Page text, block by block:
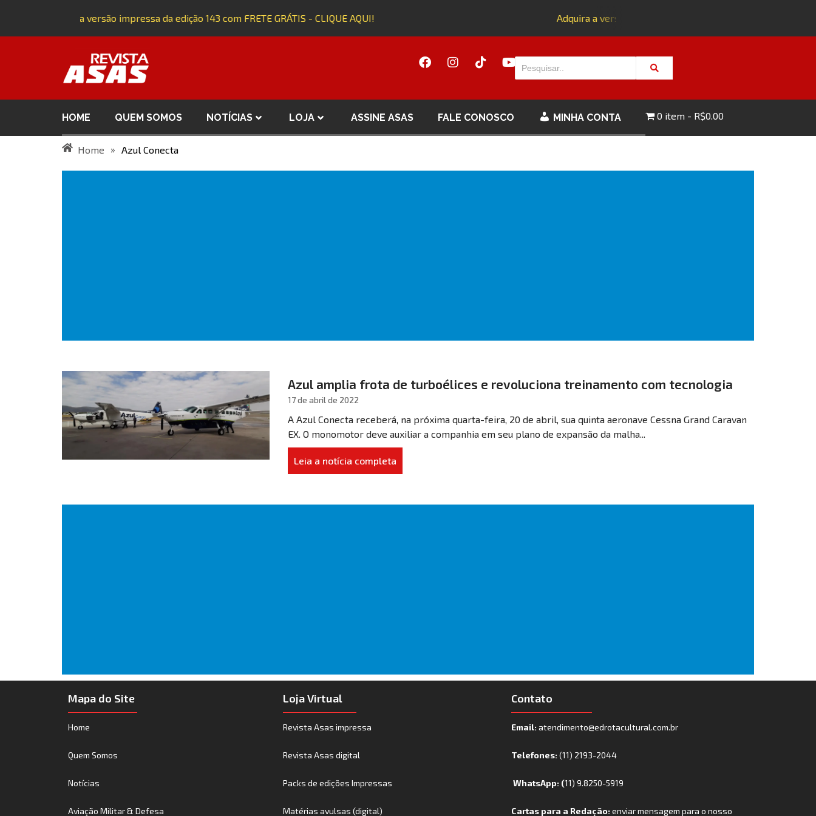
Adquira a versão impressa da edição 143 com FRETE GRÁTIS - CLIQUE AQUI! Adquira a versão impressa da edição 143 com FRETE
HOME QUEM SOMOS NOTÍCIAS LOJA ASSINE ASAS FALE CONOSCO MINHA CONTA 0 item R$0.00
Home » Azul Conecta
Azul amplia frota de turboélices e revoluciona treinamento com tecnologia
17 de abril de 2022
A Azul Conecta receberá, na próxima quarta-feira, 20 de abril, sua quinta aeronave Cessna Grand Caravan
EX. O monomotor deve auxiliar a companhia em seu plano de expansão da malha...
Leia a notícia completa
Mapa do Site
Home
Quem Somos
Notícias
Aviação Militar & Defesa
Loja Virtual
Revista Asas impressa
Revista Asas digital
Packs de edições Impressas
Matérias avulsas (digital)
Contato
Email:atendimento@edrotacultural.com.br
Telefones:(11) 2193-2044
WhatsApp: (11) 9.8250-5919
Cartas para a Redação:enviar mensagem para o nosso